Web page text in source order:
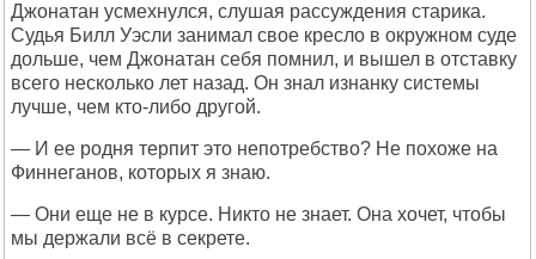
Джонатан усмехнулся, слушая рассуждения старика.
Судья Билл Уэсли занимал свое кресло в окружном суде
дольше, чем Джонатан себя помнил, и вышел в отставку
всего несколько лет назад. Он знал изнанку системы
лучше, чем кто-либо другой.
— И ее родня терпит это непотребство? Не похоже на
Финнеганов, которых я знаю.
— Они еще не в курсе. Никто не знает. Она хочет, чтобы
мы держали всё в секрете.